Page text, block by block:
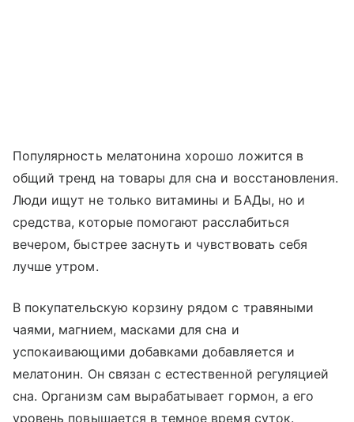
Популярность мелатонина хорошо ложится в
общий тренд на товары для сна и восстановления.
Люди ищут не только витамины и БАДы, но и
средства, которые помогают расслабиться
вечером, быстрее заснуть и чувствовать себя
лучше утром.
В покупательскую корзину рядом с травяными
чаями, магнием, масками для сна и
успокаивающими добавками добавляется и
мелатонин. Он связан с естественной регуляцией
сна. Организм сам вырабатывает гормон, а его
уровень повышается в темное время суток.